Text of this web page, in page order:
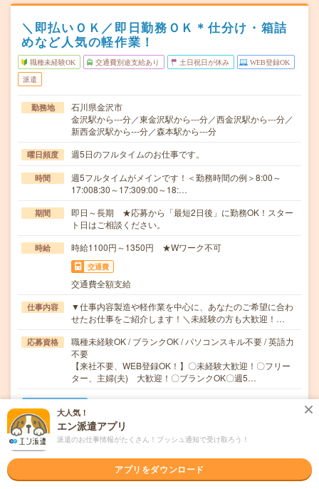
＼即払いＯＫ／即日勤務ＯＫ＊仕分け・箱詰
めなど人気の軽作業！
職種未経験OK 交通費別途支給あり 土日祝日が休み WEB登録OK
派遣
勤務地
石川県金沢市
金沢駅から---分／東金沢駅から---分／西金沢駅から---分／
新西金沢駅から---分／森本駅から---分
曜日頻度 週5日のフルタイムのお仕事です。
時間
週5フルタイムがメインです！＜勤務時間の例＞8:00～
17:008:30～17:309:00～18:…
期間
即日～長期 ★応募から「最短2日後」に勤務OK！スター
ト日はご相談ください。
時給 時給1100円～1350円 ★Wワーク不可
交通費
交通費全額支給
仕事内容
▼仕事内容製造や軽作業を中心に、あなたのご希望に合わ
せたお仕事をご紹介します！＼未経験の方も大歓迎！…
応募資格
職種未経験OK / ブランクOK / パソコンスキル不要 / 英語力
不要
【来社不要、WEB登録OK！】〇未経験大歓迎！〇フリー
ター、主婦(夫) 大歓迎！〇ブランクOK〇週5…
職場の雰囲気
年齢層
大人気！
エン派遣アプリ
派遣のお仕事情報がたくさん！プッシュ通知で受け取ろう！
アプリをダウンロード